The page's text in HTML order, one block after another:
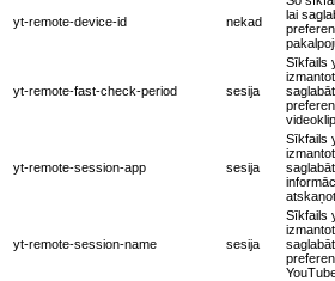
yt-remote-device-id nekad
lai
yt-remote-fast-check-period sesija
Sīkfails
yt-remote-session-app sesija
Sīkfails
yt-remote-session-name sesija
Sīkfails